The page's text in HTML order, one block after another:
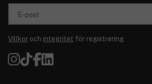
E-post
Villkor och integritet för registrering